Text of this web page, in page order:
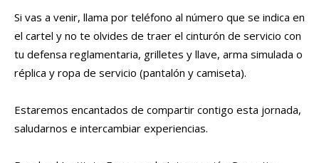
Si vas a venir, llama por teléfono al número que se indica en
el cartel y no te olvides de traer el cinturón de servicio con
tu defensa reglamentaria, grilletes y llave, arma simulada o
réplica y ropa de servicio (pantalón y camiseta).
Estaremos encantados de compartir contigo esta jornada,
saludarnos e intercambiar experiencias.